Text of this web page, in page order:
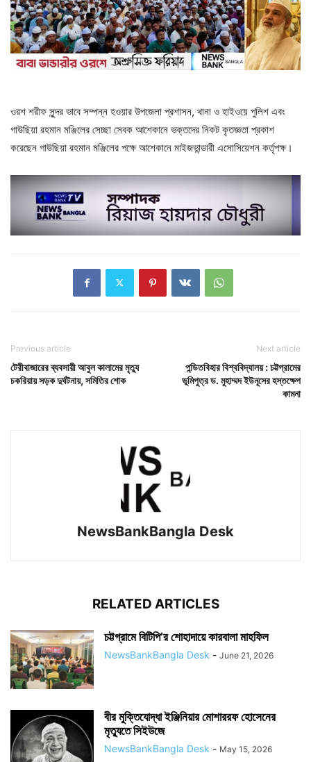
ওরশ শরীফ সুন্দর ভাবে সম্পন্ন হওয়ার উপজেলা প্রশাসন, থানা ও হাইওয়ে পুলিশ এবং
গাউছিয়া রহমান মঞ্জিলের সেচ্ছা সেবক আশেকানে ভক্তদের নিকট কৃতজ্ঞতা প্রকাশ
করেছেন গাউছিয়া রহমান মঞ্জিলের পক্ষে আশেকানে মাইজভান্ডারী এসোসিয়েশন কর্তৃপক্ষ।
Previous article
টেরীবাজারের ব্যবসায়ী আবুল কালামের মৃত্যু
চকরিয়ায় সড়ক দুর্ঘটনায়, সমিতির শোক
Next article
পন্ডিতবিহার বিশ্ববিদ্যালয় : চট্টগ্রামের
ভূমিপুত্র ড. মুহাম্মদ ইউনূসের হস্তক্ষেপ
কামনা
NewsBankBangla Desk
RELATED ARTICLES
চট্টগ্রামে বিটিপি’র শোহাদায়ে কারবালা মাহফিল
NewsBankBangla Desk - June 21, 2026
বীর মুক্তিযোদ্ধা ইঞ্জিনিয়ার মোশাররফ হোসেনের
মৃত্যুতে সিইউজে
NewsBankBangla Desk - May 15, 2026